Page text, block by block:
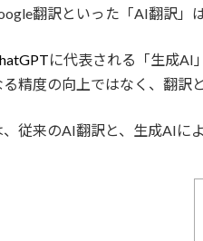
翻訳といった「AI翻訳」
に代表される「生成AI
る精度の向上ではなく、翻訳
従来のAI翻訳と、生成AIに